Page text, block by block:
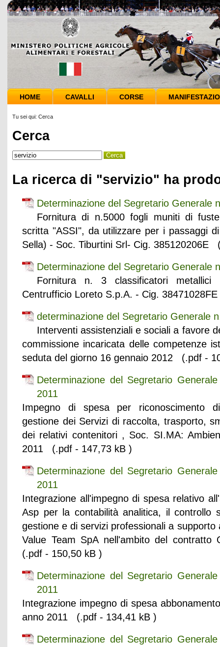
HOME CAVALLI CORSE
Tu sei qui: Cerca
Cerca
La ricerca di "servizio" ha
Determinazione del Segretario Generale
Fornitura di n.5000 fogli muniti di
scritta "ASSI", da utilizzare per i passaggi
Sella) - Soc. Tiburtini Srl- Cig. 385120206E
Determinazione del Segretario Generale
Fornitura n. 3 classificatori
Centrufficio Loreto S.p.A. - Cig.
determinazione del Segretario Generale
Interventi assistenziali e sociali a favore
commissione incaricata delle competenze
seduta del giorno 16 gennaio 2012 (.pdf -
Determinazione del Segretario
2011
Impegno di spesa per riconoscimento
gestione dei Servizi di raccolta, trasporto,
dei relativi contenitori , Soc. SI.MA:
2011 (.pdf - 147,73 kB )
Determinazione del Segretario
2011
Integrazione all'impegno di spesa relativo
Asp per la contabilità analitica, il controllo
gestione e di servizi professionali a supporto
Value Team SpA nell'ambito del
(.pdf - 150,50 kB )
Determinazione del Segretario
2011
Integrazione impegno di spesa
anno 2011 (.pdf - 134,41 kB )
Determinazione del Segretario